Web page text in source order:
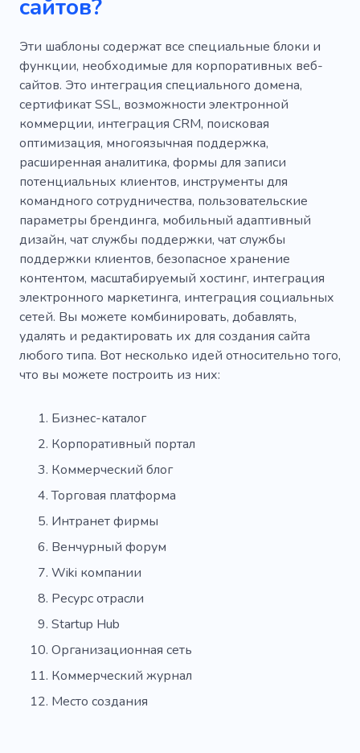
сайтов?
Эти шаблоны содержат все специальные блоки и
функции, необходимые для корпоративных веб-
сайтов. Это интеграция специального домена,
сертификат SSL, возможности электронной
коммерции, интеграция CRM, поисковая
оптимизация, многоязычная поддержка,
расширенная аналитика, формы для записи
потенциальных клиентов, инструменты для
командного сотрудничества, пользовательские
параметры брендинга, мобильный адаптивный
дизайн, чат службы поддержки, чат службы
поддержки клиентов, безопасное хранение
контентом, масштабируемый хостинг, интеграция
электронного маркетинга, интеграция социальных
сетей. Вы можете комбинировать, добавлять,
удалять и редактировать их для создания сайта
любого типа. Вот несколько идей относительно того,
что вы можете построить из них:
Бизнес-каталог
Корпоративный портал
Коммерческий блог
Торговая платформа
Интранет фирмы
Венчурный форум
Wiki компании
Ресурс отрасли
Startup Hub
Организационная сеть
Коммерческий журнал
Место создания